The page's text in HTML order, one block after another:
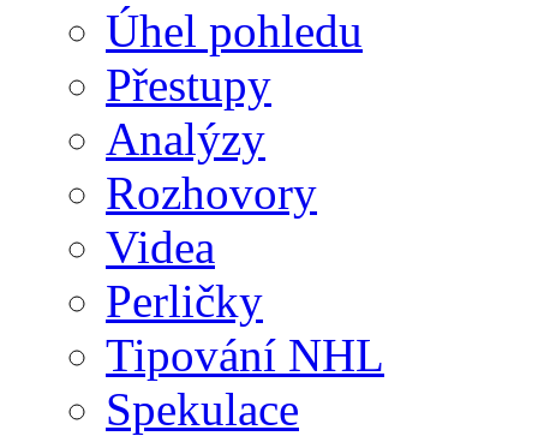
Úhel pohledu
Přestupy
Analýzy
Rozhovory
Videa
Perličky
Tipování NHL
Spekulace